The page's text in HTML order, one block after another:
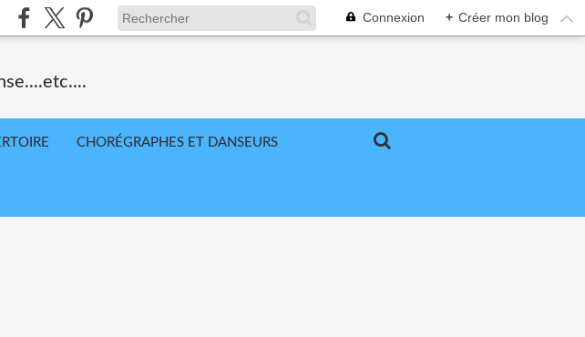
Connexion + Créer mon blog
CHORÉGRAPHES ET DANSEURS